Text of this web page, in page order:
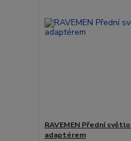
RAVEMEN Přední
adaptérem